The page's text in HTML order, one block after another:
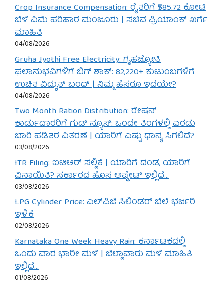
Crop Insurance Compensation: ರೈತರಿಗೆ ₹585.72 ಕೋಟಿ
ಬೆಳೆ ವಿಮೆ ಪರಿಹಾರ ಮಂಜೂರು | ಸಚಿವ ಪ್ರಿಯಾಂಕ್ ಖರ್ಗೆ
ಮಾಹಿತಿ
04/08/2026
Gruha Jyothi Free Electricity: ಗೃಹಜ್ಯೋತಿ
ಫಲಾನುಭವಿಗಳಿಗೆ ಬಿಗ್ ಶಾಕ್: 82,220+ ಕುಟುಂಬಗಳಿಗೆ
ಉಚಿತ ವಿದ್ಯುತ್ ಬಂದ್ | ನಿಮ್ಮ ಹೆಸರೂ ಇದೆಯೇ?
04/08/2026
Two Month Ration Distribution: ರೇಷನ್
ಕಾರ್ಡುದಾರರಿಗೆ ಗುಡ್ ನ್ಯೂಸ್: ಒಂದೇ ತಿಂಗಳಲ್ಲಿ ಎರಡು
ಬಾರಿ ಪಡಿತರ ವಿತರಣೆ | ಯಾರಿಗೆ ಎಷ್ಟು ಧಾನ್ಯ ಸಿಗಲಿದೆ?
03/08/2026
ITR Filing: ಐಟಿಆರ್ ಸಲ್ಲಿಕೆ | ಯಾರಿಗೆ ದಂಡ, ಯಾರಿಗೆ
ವಿನಾಯಿತಿ? ಸರ್ಕಾರದ ಹೊಸ ಅಪ್ಡೇಟ್ ಇಲ್ಲಿದೆ…
03/08/2026
LPG Cylinder Price: ಎಲ್‌ಪಿಜಿ ಸಿಲಿಂಡರ್ ಬೆಲೆ ಭರ್ಜರಿ
ಇಳಿಕೆ
02/08/2026
Karnataka One Week Heavy Rain: ಕರ್ನಾಟಕದಲ್ಲಿ
ಒಂದು ವಾರ ಭಾರೀ ಮಳೆ | ಜಿಲ್ಲಾವಾರು ಮಳೆ ಮಾಹಿತಿ
ಇಲ್ಲಿದೆ…
01/08/2026